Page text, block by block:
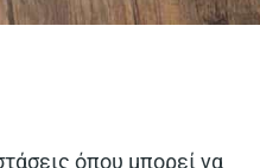
όπου μπορεί να